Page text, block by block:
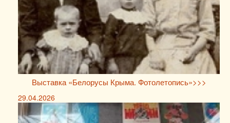
Выставка «Белорусы Крыма. Фотолетопись»>>>
29.04.2026